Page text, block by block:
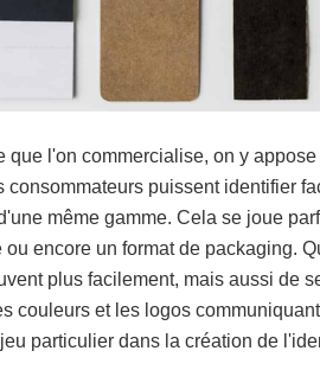
que l'on commercialise, on y
consommateurs puissent identifier
même gamme. Cela se joue
encore un format de packaging.
plus facilement, mais aussi de
couleurs et les logos
particulier dans la création de